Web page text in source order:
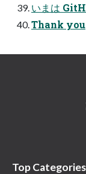
いまは​
Thank you
Top Categories